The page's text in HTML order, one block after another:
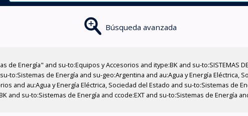
Búsqueda avanzada
Energía" and su-to:Equipos y Accesorios and itype:BK and su-to:SISTEMAS
to:Sistemas de Energía and su-geo:Argentina and au:Agua y Energía Eléctrica,
and au:Agua y Energía Eléctrica, Sociedad del Estado and su-to:Sistemas de
and su-to:Sistemas de Energía and ccode:EXT and su-to:Sistemas de Energía